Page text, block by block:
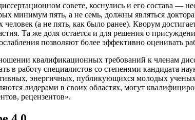
совете, коснулись и его состава —
минимум пять, а не семь, должны являться
(а не пять, как было ранее). Кворум
Та же доля остается и для решения о
позволяют более эффективно оценивать
квалификационных требований к членам
в работу специалистов со степенями кандидата
энергичных, публикующихся молодых
лидерами в своих областях, могут
рецензентов».